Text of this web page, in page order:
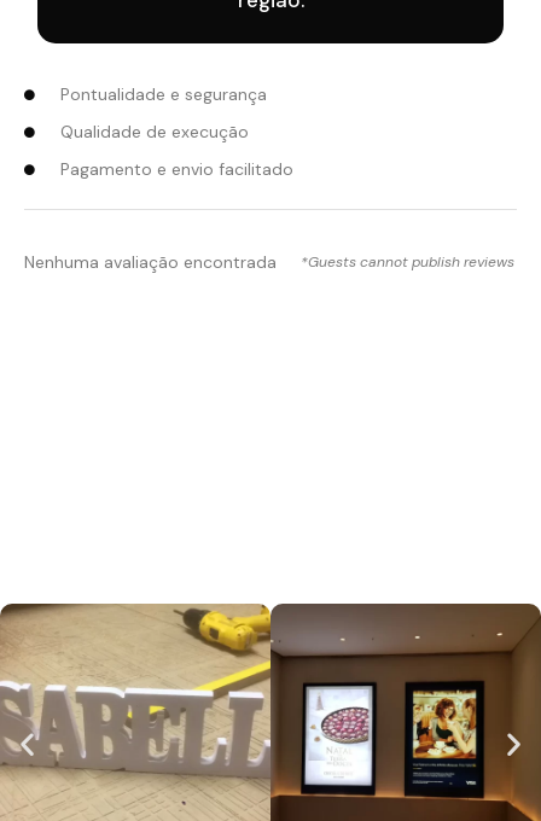
Pontualidade e segurança
Qualidade de execução
Pagamento e envio facilitado
Nenhuma avaliação encontrada *Guests cannot publish reviews